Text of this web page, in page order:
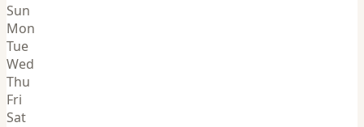
Sun
Mon
Tue
Wed
Thu
Fri
Sat